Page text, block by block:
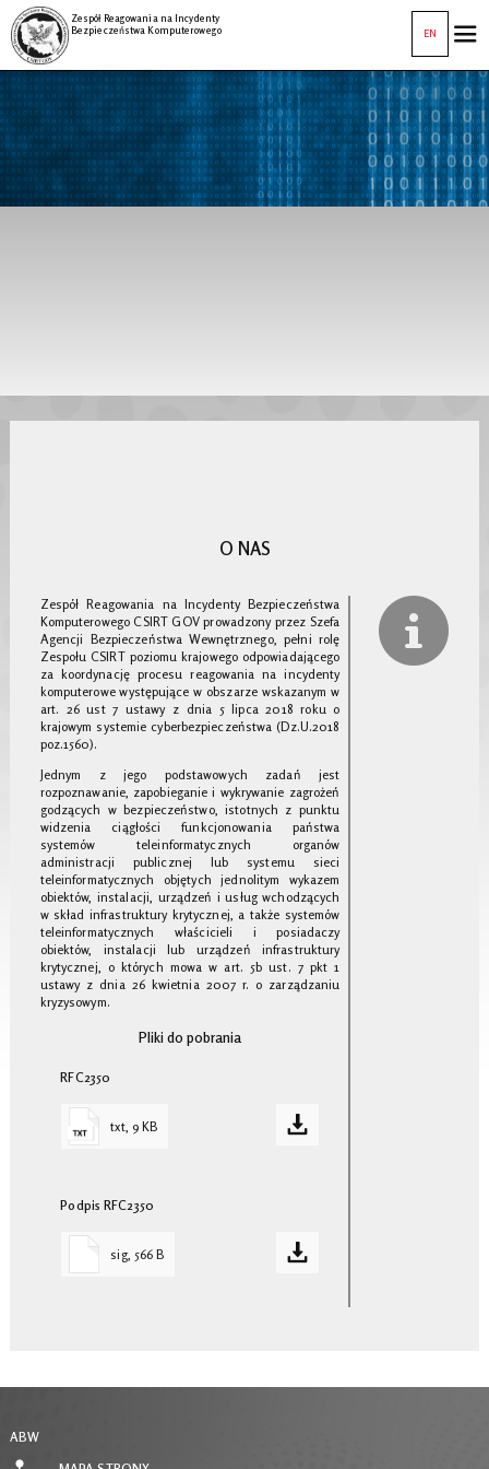
Zespół Reagowania na Incydenty
Bezpieczeństwa Komputerowego
EN
O NAS
Zespół Reagowania na Incydenty Bezpieczeństwa
Komputerowego CSIRT GOV prowadzony przez Szefa
Agencji Bezpieczeństwa Wewnętrznego, pełni rolę
Zespołu CSIRT poziomu krajowego odpowiadającego
za koordynację procesu reagowania na incydenty
komputerowe występujące w obszarze wskazanym w
art. 26 ust 7 ustawy z dnia 5 lipca 2018 roku o
krajowym systemie cyberbezpieczeństwa (Dz.U.2018
poz.1560).
Jednym z jego podstawowych zadań jest
rozpoznawanie, zapobieganie i wykrywanie zagrożeń
godzących w bezpieczeństwo, istotnych z punktu
widzenia ciągłości funkcjonowania państwa
systemów teleinformatycznych organów
administracji publicznej lub systemu sieci
teleinformatycznych objętych jednolitym wykazem
obiektów, instalacji, urządzeń i usług wchodzących
w skład infrastruktury krytycznej, a także systemów
teleinformatycznych właścicieli i posiadaczy
obiektów, instalacji lub urządzeń infrastruktury
krytycznej, o których mowa w art. 5b ust. 7 pkt 1
ustawy z dnia 26 kwietnia 2007 r. o zarządzaniu
kryzysowym.
Pliki do pobrania
RFC2350
txt, 9 KB
Podpis RFC2350
sig, 566 B
ABW